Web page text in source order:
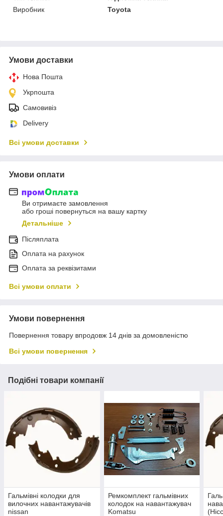
Виробник
Toyota
Умови доставки
Нова Пошта
Укрпошта
Самовивіз
Delivery
Всі умови доставки
Умови оплати
Ви отримаєте замовлення
або гроші повернуться на вашу картку
Детальніше
Післяплата
Оплата на рахунок
Оплата за реквізитами
Всі умови оплати
Умови повернення
Повернення товару впродовж 14 днів за домовленістю
Всі умови повернення
Подібні товари компанії
Гальмівні колодки для
вилочних навантажувачів
nissan
Ремкомплект гальмівних
колодок на навантажувач
Komatsu